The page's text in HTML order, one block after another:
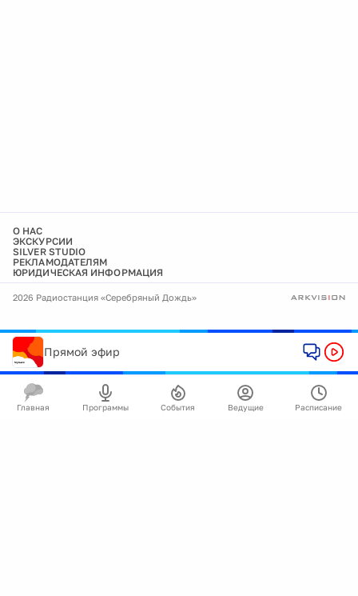
О НАС
ЭКСКУРСИИ
SILVER STUDIO
РЕКЛАМОДАТЕЛЯМ
ЮРИДИЧЕСКАЯ ИНФОРМАЦИЯ
2026 Радиостанция «Серебряный Дождь»
Прямой эфир
Главная Программы События Ведущие Расписание